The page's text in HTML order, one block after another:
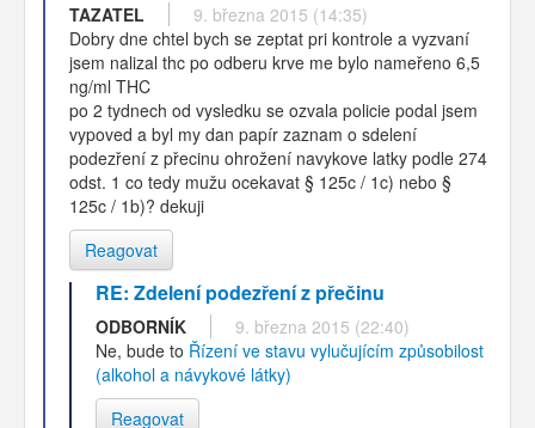
TAZATEL
9. března 2015 (14:35)
Dobry dne chtel bych se zeptat pri kontrole a vyzvaní
jsem nalizal thc po odberu krve me bylo nameřeno 6,5
ng/ml THC
po 2 tydnech od vysledku se ozvala policie podal jsem
vypoved a byl my dan papír zaznam o sdelení
podezření z přecinu ohrožení navykove latky podle 274
odst. 1 co tedy mužu ocekavat § 125c / 1c) nebo §
125c / 1b)? dekuji
Reagovat
RE: Zdelení podezření z přečinu
ODBORNÍK
9. března 2015 (22:40)
Ne, bude to Řízení ve stavu vylučujícím způsobilost
(alkohol a návykové látky)
Reagovat